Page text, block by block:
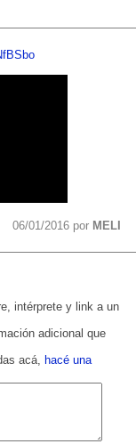
06/01/2016 por MELI
intérprete y link a un
adicional que
acá, hacé una